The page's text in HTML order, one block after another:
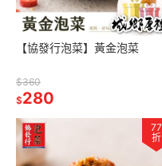
【協發行泡菜】黃金泡菜
$360
$280
77
折